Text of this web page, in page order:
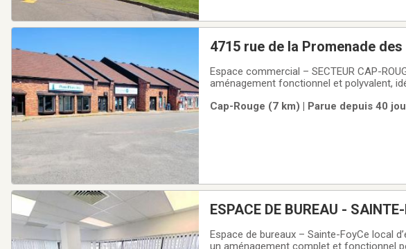
4715 rue de la Promenade
Espace commercial – SECTEUR CAP-
aménagement fonctionnel et polyvalent,
localisé.L’espace comprend trois locaux
Cap-Rouge (7 km) | Parue depuis 40
ESPACE DE BUREAU -
Espace de bureaux – Sainte-FoyCe local
un aménagement complet et fonctionnel